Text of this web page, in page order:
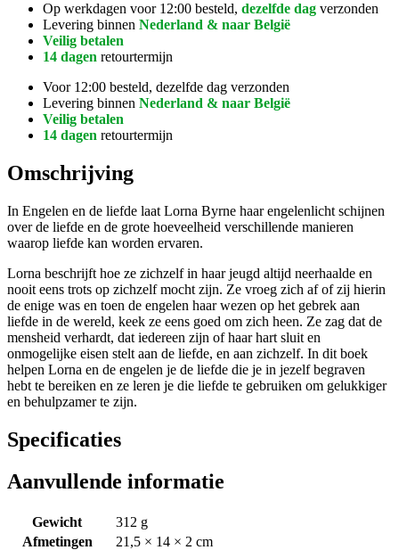
Op werkdagen voor 12:00 besteld, dezelfde dag verzonden
Levering binnen Nederland & naar België
Veilig betalen
14 dagen retourtermijn
Voor 12:00 besteld, dezelfde dag verzonden
Levering binnen Nederland & naar België
Veilig betalen
14 dagen retourtermijn
Omschrijving
In Engelen en de liefde laat Lorna Byrne haar engelenlicht schijnen
over de liefde en de grote hoeveelheid verschillende manieren
waarop liefde kan worden ervaren.
Lorna beschrijft hoe ze zichzelf in haar jeugd altijd neerhaalde en
nooit eens trots op zichzelf mocht zijn. Ze vroeg zich af of zij hierin
de enige was en toen de engelen haar wezen op het gebrek aan
liefde in de wereld, keek ze eens goed om zich heen. Ze zag dat de
mensheid verhardt, dat iedereen zijn of haar hart sluit en
onmogelijke eisen stelt aan de liefde, en aan zichzelf. In dit boek
helpen Lorna en de engelen je de liefde die je in jezelf begraven
hebt te bereiken en ze leren je die liefde te gebruiken om gelukkiger
en behulpzamer te zijn.
Specificaties
Aanvullende informatie
Gewicht
312 g
Afmetingen
21,5 × 14 × 2 cm